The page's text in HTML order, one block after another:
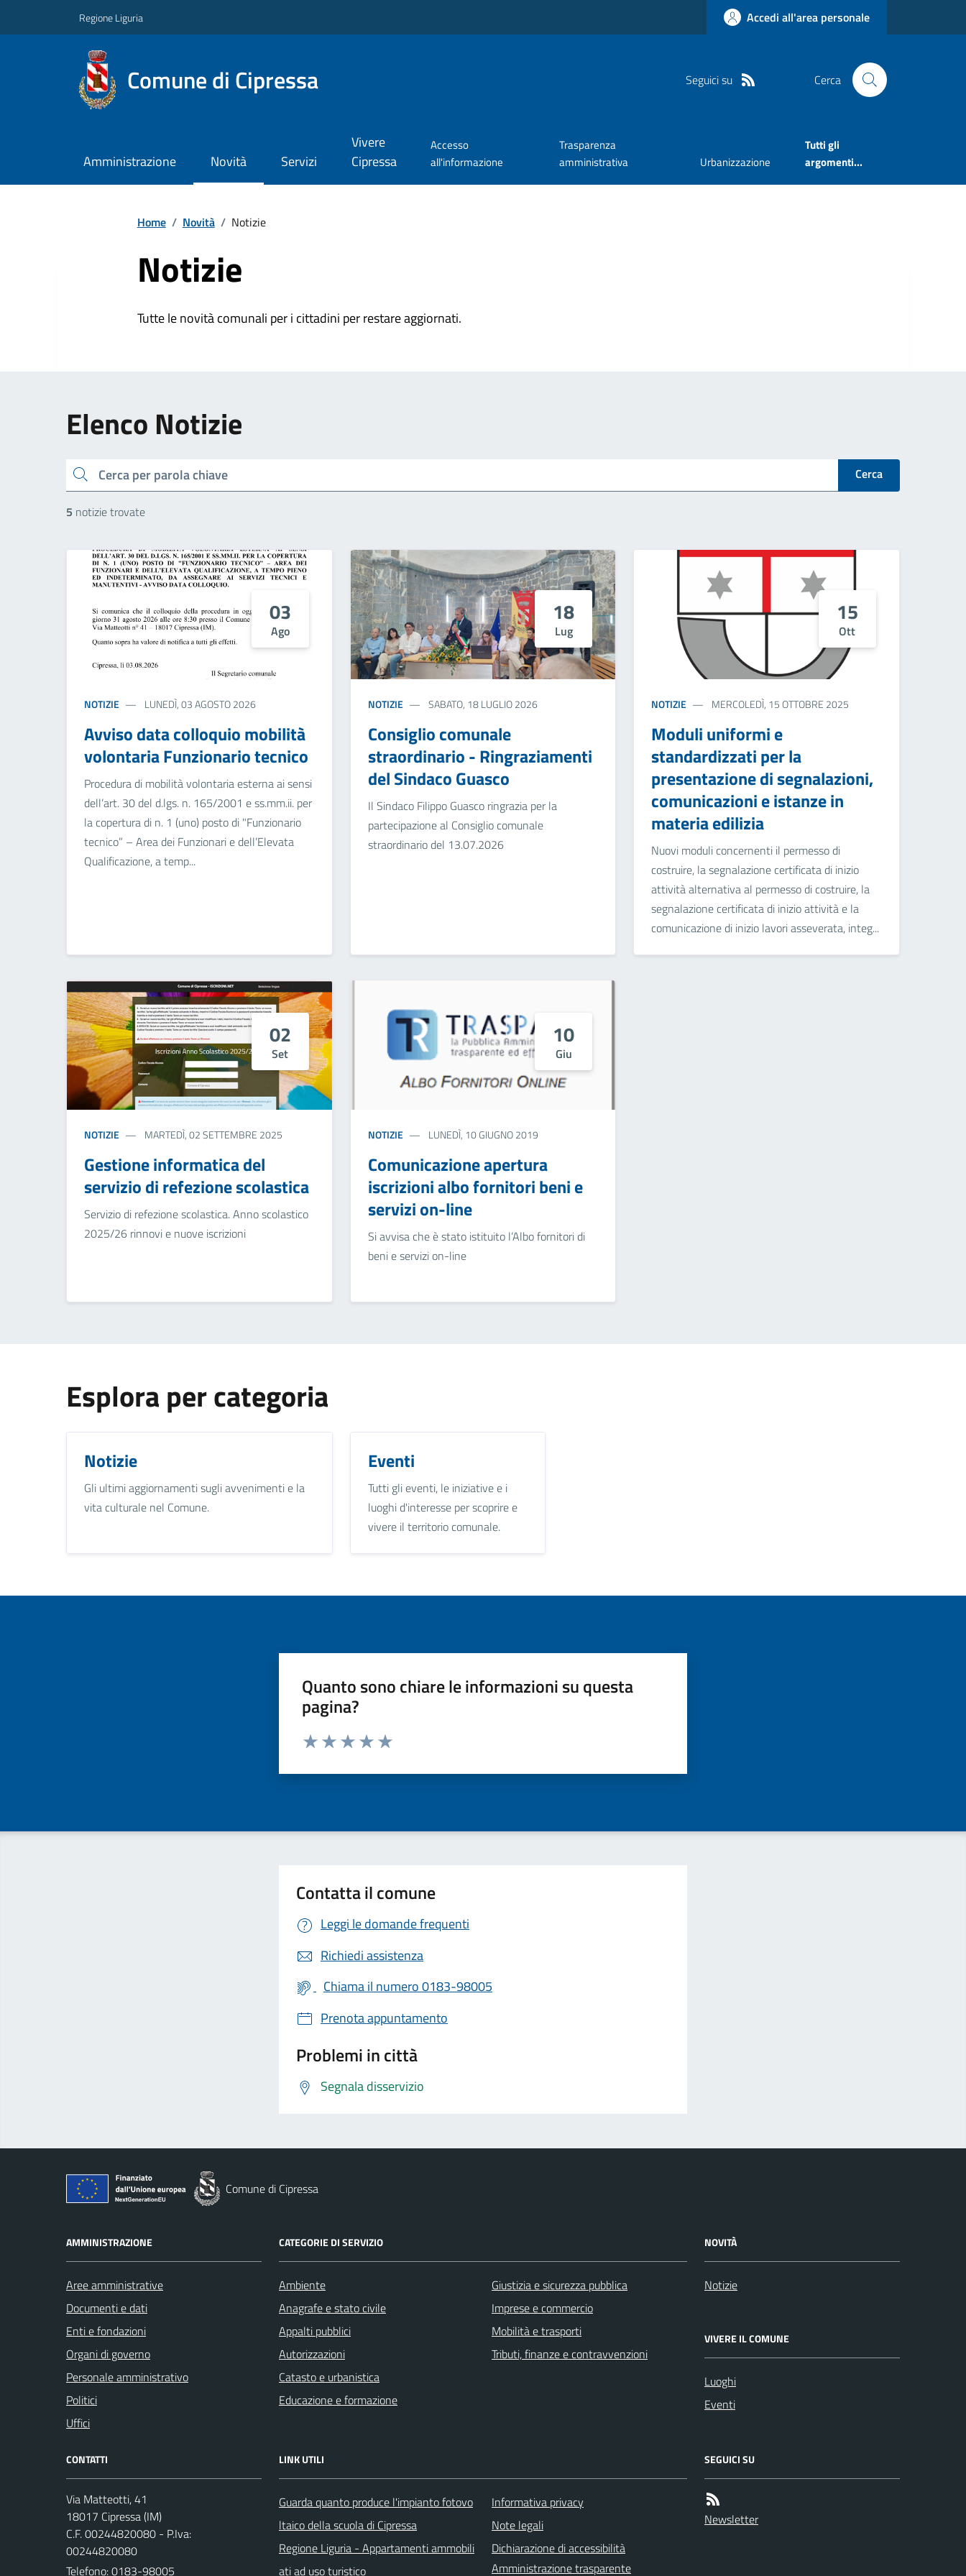
Regione Liguria Accedi all'area personale
Comune di Cipressa Seguici su Cerca
Amministrazione Novità Servizi
Vivere
Cipressa
Accesso
all'informazione
Trasparenza
amministrativa
Urbanizzazione
Tutti gli
argomenti...
Home / Novità / Notizie
Notizie
Tutte le novità comunali per i cittadini per restare aggiornati.
Elenco Notizie
cerca Cerca
5 notizie trovate
03
Ago
NOTIZIE LUNEDÌ, 03 AGOSTO 2026
Avviso data colloquio mobilità
volontaria Funzionario tecnico
Procedura di mobilità volontaria esterna ai sensi
dell’art. 30 del d.lgs. n. 165/2001 e ss.mm.ii. per
la copertura di n. 1 (uno) posto di "Funzionario
tecnico” – Area dei Funzionari e dell’Elevata
Qualificazione, a temp...
18
Lug
NOTIZIE SABATO, 18 LUGLIO 2026
Consiglio comunale
straordinario - Ringraziamenti
del Sindaco Guasco
Il Sindaco Filippo Guasco ringrazia per la
partecipazione al Consiglio comunale
straordinario del 13.07.2026
15
Ott
NOTIZIE MERCOLEDÌ, 15 OTTOBRE 2025
Moduli uniformi e
standardizzati per la
presentazione di segnalazioni,
comunicazioni e istanze in
materia edilizia
Nuovi moduli concernenti il permesso di
costruire, la segnalazione certificata di inizio
attività alternativa al permesso di costruire, la
segnalazione certificata di inizio attività e la
comunicazione di inizio lavori asseverata, integ...
02
Set
NOTIZIE MARTEDÌ, 02 SETTEMBRE 2025
Gestione informatica del
servizio di refezione scolastica
Servizio di refezione scolastica. Anno scolastico
2025/26 rinnovi e nuove iscrizioni
10
Giu
NOTIZIE LUNEDÌ, 10 GIUGNO 2019
Comunicazione apertura
iscrizioni albo fornitori beni e
servizi on-line
Si avvisa che è stato istituito l’Albo fornitori di
beni e servizi on-line
Esplora per categoria
Notizie
Gli ultimi aggiornamenti sugli avvenimenti e la
vita culturale nel Comune.
Eventi
Tutti gli eventi, le iniziative e i
luoghi d'interesse per scoprire e
vivere il territorio comunale.
Quanto sono chiare le informazioni su questa
pagina?
Valuta da 1 a 5 stelle la pagina
Contatta il comune
Leggi le domande frequenti
Richiedi assistenza
Chiama il numero 0183-98005
Prenota appuntamento
Problemi in città
Segnala disservizio
Comune di Cipressa
AMMINISTRAZIONE
Aree amministrative
Documenti e dati
Enti e fondazioni
Organi di governo
Personale amministrativo
Politici
Uffici
CATEGORIE DI SERVIZIO
Ambiente
Anagrafe e stato civile
Appalti pubblici
Autorizzazioni
Catasto e urbanistica
Educazione e formazione
Giustizia e sicurezza pubblica
Imprese e commercio
Mobilità e trasporti
Tributi, finanze e contravvenzioni
NOVITÀ
Notizie
VIVERE IL COMUNE
Luoghi
Eventi
CONTATTI
Via Matteotti, 41
18017 Cipressa (IM)
C.F. 00244820080 - P.Iva:
00244820080
Telefono:0183-98005
LINK UTILI
Guarda quanto produce l'impianto fotovo
ltaico della scuola di Cipressa
Regione Liguria - Appartamenti ammobili
ati ad uso turistico
Informativa privacy
Note legali
Dichiarazione di accessibilità
Amministrazione trasparente
SEGUICI SU
Newsletter